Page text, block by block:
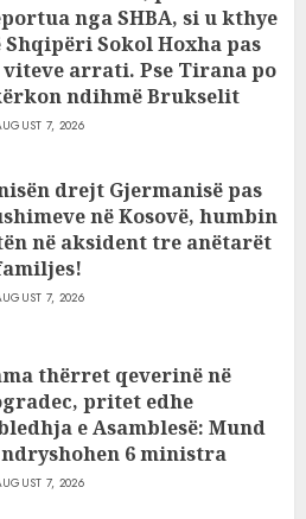
nga SHBA, si u kthye
Shqipëri Sokol Hoxha pas
viteve arrati. Pse Tirana po
ndihmë Brukselit
7, 2026
drejt Gjermanisë pas
në Kosovë, humbin
në aksident tre anëtarët
7, 2026
thërret qeverinë në
pritet edhe
e Asamblesë: Mund
6 ministra
7, 2026